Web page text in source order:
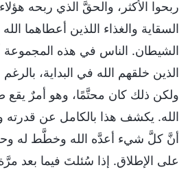
ربحوا الأكثر، والحقَّ الذي ربحه
السقاية والغذاء اللذين أعطاهما
الشيطان. الناس في هذه
الذين خلقهم الله في البداية،
ولكن ذلك كان محتَّمًا، وهو أمرٌ يقع
الله. يكشف هذا بالكامل عن قدرته
أنَّ كلَّ شيء أعدَّه الله وخطَّط له
على الإطلاق. إذا سُئلتَ فيما بعد